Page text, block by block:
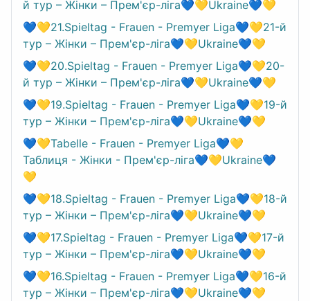
й тур – Жінки – Прем'єр-ліга💙💛Ukraine💙💛
💙💛21.Spieltag - Frauen - Premyer Liga💙💛21-й
тур – Жінки – Прем'єр-ліга💙💛Ukraine💙💛
💙💛20.Spieltag - Frauen - Premyer Liga💙💛20-
й тур – Жінки – Прем'єр-ліга💙💛Ukraine💙💛
💙💛19.Spieltag - Frauen - Premyer Liga💙💛19-й
тур – Жінки – Прем'єр-ліга💙💛Ukraine💙💛
💙💛Tabelle - Frauen - Premyer Liga💙💛
Таблиця - Жінки - Прем'єр-ліга💙💛Ukraine💙
💛
💙💛18.Spieltag - Frauen - Premyer Liga💙💛18-й
тур – Жінки – Прем'єр-ліга💙💛Ukraine💙💛
💙💛17.Spieltag - Frauen - Premyer Liga💙💛17-й
тур – Жінки – Прем'єр-ліга💙💛Ukraine💙💛
💙💛16.Spieltag - Frauen - Premyer Liga💙💛16-й
тур – Жінки – Прем'єр-ліга💙💛Ukraine💙💛